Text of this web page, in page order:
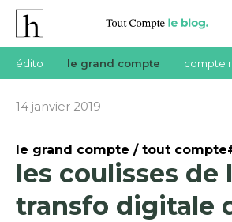
édito le grand compte compte
14 janvier 2019
le grand compte / tout
les coulisses de
transfo digitale